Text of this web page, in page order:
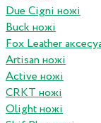
Due Cigni ножі
Buck ножі
Fox Leather
Artisan ножі
Active ножі
CRKT ножі
Olight ножі